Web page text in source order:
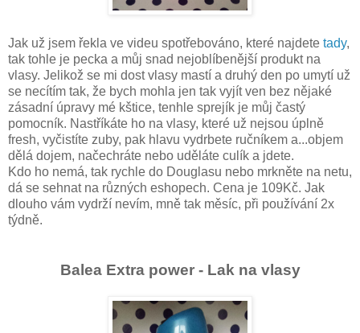
Jak už jsem řekla ve videu spotřebováno, které najdete tady,
tak tohle je pecka a můj snad nejoblíbenější produkt na
vlasy. Jelikož se mi dost vlasy mastí a druhý den po umytí už
se necítím tak, že bych mohla jen tak vyjít ven bez nějaké
zásadní úpravy mé kštice, tenhle sprejík je můj častý
pomocník. Nastříkáte ho na vlasy, které už nejsou úplně
fresh, vyčistíte zuby, pak hlavu vydrbete ručníkem a...objem
dělá dojem, načechráte nebo uděláte culík a jdete.
Kdo ho nemá, tak rychle do Douglasu nebo mrkněte na netu,
dá se sehnat na různých eshopech. Cena je 109Kč. Jak
dlouho vám vydrží nevím, mně tak měsíc, při používání 2x
týdně.
Balea Extra power - Lak na vlasy